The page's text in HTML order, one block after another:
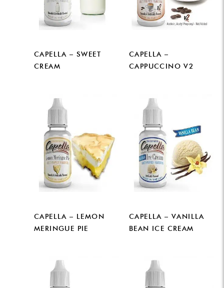
CAPELLA – SWEET
CREAM
CAPELLA –
CAPPUCCINO V2
CAPELLA – LEMON
MERINGUE PIE
CAPELLA – VANILLA
BEAN ICE CREAM